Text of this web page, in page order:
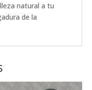
natural a tu
de la